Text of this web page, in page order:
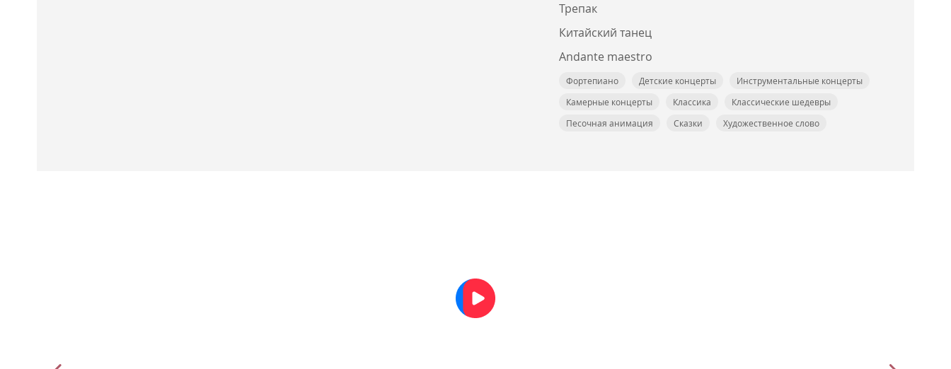
Трепак
Китайский танец
Andante maestro
Фортепиано Детские концерты
Инструментальные концерты
Камерные концерты
Классика
Классические шедевры
Песочная анимация
Сказки Художественное слово